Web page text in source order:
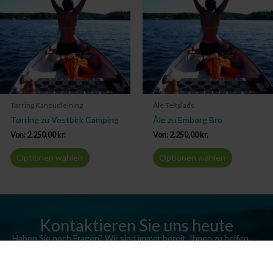
Tørring Kanoudlejning
Tørring zu Vestbirk Camping
Von: 2.250,00 kr.
Optionen wählen
Åle Teltplads
Åle zu Emborg Bro
Von: 2.250,00 kr.
Optionen wählen
Kontaktieren Sie uns heute
Haben Sie noch Fragen? Wir sind immer bereit, Ihnen zu helfen.